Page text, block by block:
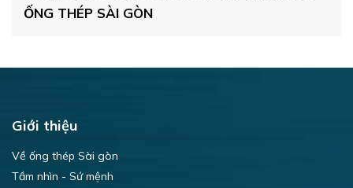
ỐNG THÉP SÀI GÒN
Giới thiệu
Về ống thép Sài gòn
Tầm nhìn - Sứ mệnh